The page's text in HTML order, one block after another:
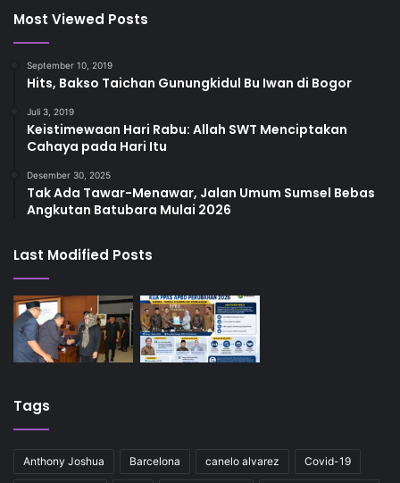
Most Viewed Posts
September 10, 2019
Hits, Bakso Taichan Gunungkidul Bu Iwan di Bogor
Juli 3, 2019
Keistimewaan Hari Rabu: Allah SWT Menciptakan
Cahaya pada Hari Itu
Desember 30, 2025
Tak Ada Tawar-Menawar, Jalan Umum Sumsel Bebas
Angkutan Batubara Mulai 2026
Last Modified Posts
Tags
Anthony Joshua Barcelona canelo alvarez Covid-19